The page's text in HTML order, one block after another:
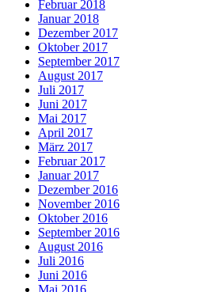
Februar 2018
Januar 2018
Dezember 2017
Oktober 2017
September 2017
August 2017
Juli 2017
Juni 2017
Mai 2017
April 2017
März 2017
Februar 2017
Januar 2017
Dezember 2016
November 2016
Oktober 2016
September 2016
August 2016
Juli 2016
Juni 2016
Mai 2016